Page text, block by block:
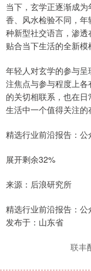
当下，玄学正逐渐成
香、风水检验不同，
种新型社交语言，渗
贴合当下生活的全新模
年轻人对玄学的参与
注焦点与参与程度上
的关切相联系，也在
生活中一个值得关注的
精选行业前沿报告：
展开剩余32%
来源：后浪研究所
精选行业前沿报告：
发布于：山东省
联丰